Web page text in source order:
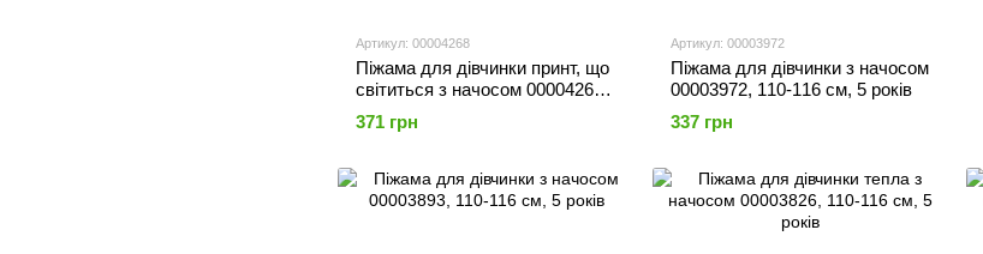
Артикул: 00004268
Піжама для дівчинки принт, що
світиться з начосом 00004268,
110-116 см, 5 років
371 грн
Артикул: 00003972
Піжама для дівчинки з начосом
00003972, 110-116 см, 5 років
337 грн